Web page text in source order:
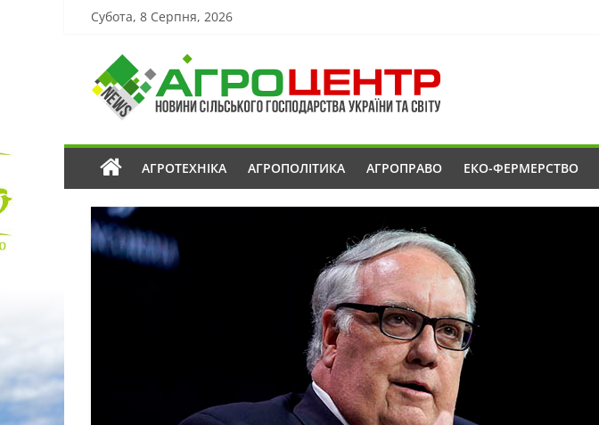
Субота, 8 Серпня, 2026
АГРОТЕХНІКА АГРОПОЛІТИКА АГРОПРАВО ЕКО-ФЕРМЕРСТВО